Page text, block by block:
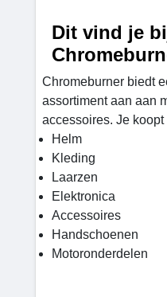
Dit vind je
Chromeburner biedt
assortiment aan aan
accessoires. Je
Helm
Kleding
Laarzen
Elektronica
Accessoires
Handschoenen
Motoronderdelen